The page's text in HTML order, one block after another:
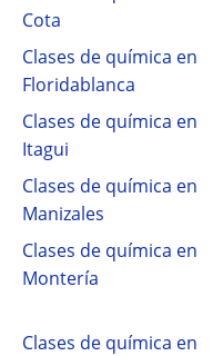
Cota
Clases de química en
Floridablanca
Clases de química en
Itagui
Clases de química en
Manizales
Clases de química en
Montería
Clases de química en